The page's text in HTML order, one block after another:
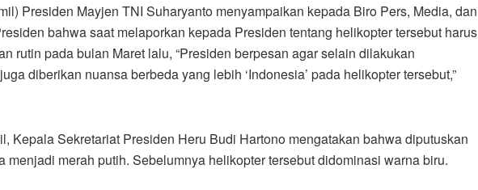
Presiden Mayjen TNI Suharyanto menyampaikan kepada Biro Pers, Media, dan
bahwa saat melaporkan kepada Presiden tentang helikopter tersebut harus
rutin pada bulan Maret lalu, “Presiden berpesan agar selain dilakukan
diberikan nuansa berbeda yang lebih ‘Indonesia’ pada helikopter tersebut,”
Kepala Sekretariat Presiden Heru Budi Hartono mengatakan bahwa diputuskan
menjadi merah putih. Sebelumnya helikopter tersebut didominasi warna biru.